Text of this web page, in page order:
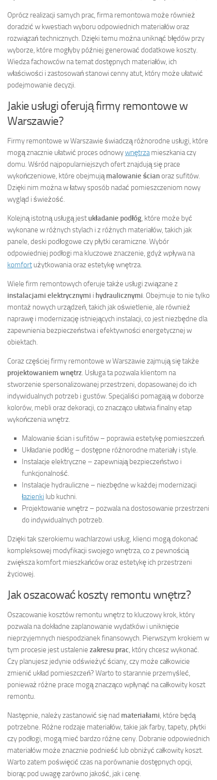
Oprócz realizacji samych prac, firma remontowa może również
doradzić w kwestiach wyboru odpowiednich materiałów oraz
rozwiązań technicznych. Dzięki temu można uniknąć błędów przy
wyborze, które mogłyby później generować dodatkowe koszty.
Wiedza fachowców na temat dostępnych materiałów, ich
właściwości i zastosowań stanowi cenny atut, który może ułatwić
podejmowanie decyzji.
Jakie usługi oferują firmy remontowe w
Warszawie?
Firmy remontowe w Warszawie świadczą różnorodne usługi, które
mogą znacznie ułatwić proces odnowywnętrzamieszkania czy
domu. Wśród najpopularniejszych ofert znajdują się prace
wykończeniowe, które obejmująmalowanie ścianoraz sufitów.
Dzięki nim można w łatwy sposób nadać pomieszczeniom nowy
wygląd i świeżość.
Kolejną istotną usługą jest układanie podłóg, które może być
wykonane w różnych stylach i z różnych materiałów, takich jak
panele, deski podłogowe czy płytki ceramiczne. Wybór
odpowiedniej podłogi ma kluczowe znaczenie, gdyż wpływa na
komfort użytkowania oraz estetykę wnętrza.
Wiele firm remontowych oferuje także usługi związane z
instalacjami elektrycznymi i hydraulicznymi. Obejmuje to nie tylko
montaż nowych urządzeń, takich jak oświetlenie, ale również
naprawę i modernizację istniejących instalacji, co jest niezbędne dla
zapewnienia bezpieczeństwa i efektywności energetycznej w
obiektach.
Coraz częściej firmy remontowe w Warszawie zajmują się także
projektowaniem wnętrz. Usługa ta pozwala klientom na
stworzenie spersonalizowanej przestrzeni, dopasowanej do ich
indywidualnych potrzeb i gustów. Specjaliści pomagają w doborze
kolorów, mebli oraz dekoracji, co znacząco ułatwia finalny etap
wykończenia wnętrz.
Malowanie ścian i sufitów – poprawia estetykę pomieszczeń.
Układanie podłóg – dostępne różnorodne materiały i style.
Instalacje elektryczne – zapewniają bezpieczeństwo i
funkcjonalność.
Instalacje hydrauliczne – niezbędne w każdej modernizacji
łazienki lub kuchni.
Projektowanie wnętrz – pozwala na dostosowanie przestrzeni
do indywidualnych potrzeb.
Dzięki tak szerokiemu wachlarzowi usług, klienci mogą dokonać
kompleksowej modyfikacji swojego wnętrza, co z pewnością
zwiększa komfort mieszkańców oraz estetykę ich przestrzeni
życiowej.
Jak oszacować koszty remontu wnętrz?
Oszacowanie kosztów remontu wnętrz to kluczowy krok, który
pozwala na dokładne zaplanowanie wydatków i uniknięcie
nieprzyjemnych niespodzianek finansowych. Pierwszym krokiem w
tym procesie jest ustalenie zakresu prac, który chcesz wykonać.
Czy planujesz jedynie odświeżyć ściany, czy może całkowicie
zmienić układ pomieszczeń? Warto to starannie przemyśleć,
ponieważ różne prace mogą znacząco wpłynąć na całkowity koszt
remontu.
Następnie, należy zastanowić się nad materiałami, które będą
potrzebne. Różne rodzaje materiałów, takie jak farby, tapety, płytki
czy podłogi, mogą mieć bardzo różne ceny. Dobranie odpowiednich
materiałów może znacznie podnieść lub obniżyć całkowity koszt.
Warto zatem poświęcić czas na porównanie dostępnych opcji,
biorąc pod uwagę zarówno jakość, jak i cenę.